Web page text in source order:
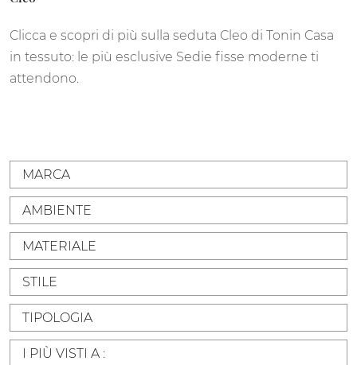
Clicca e scopri di più sulla seduta Cleo di Tonin Casa
in tessuto: le più esclusive Sedie fisse moderne ti
attendono.
MARCA
AMBIENTE
MATERIALE
STILE
TIPOLOGIA
I PIÙ VISTI A :